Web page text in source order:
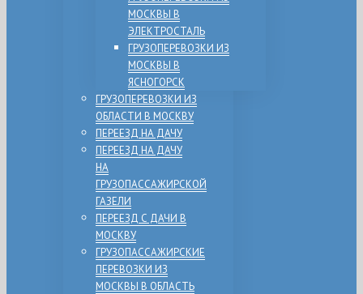
МОСКВЫ В
ЭЛЕКТРОСТАЛЬ
ГРУЗОПЕРЕВОЗКИ ИЗ
МОСКВЫ В
ЯСНОГОРСК
ГРУЗОПЕРЕВОЗКИ ИЗ
ОБЛАСТИ В МОСКВУ
ПЕРЕЕЗД НА ДАЧУ
ПЕРЕЕЗД НА ДАЧУ
НА
ГРУЗОПАССАЖИРСКОЙ
ГАЗЕЛИ
ПЕРЕЕЗД С ДАЧИ В
МОСКВУ
ГРУЗОПАССАЖИРСКИЕ
ПЕРЕВОЗКИ ИЗ
МОСКВЫ В ОБЛАСТЬ